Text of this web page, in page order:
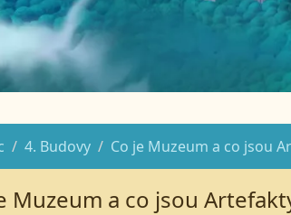
4. Budovy Co je Muzeum a co jsou
Muzeum a co jsou